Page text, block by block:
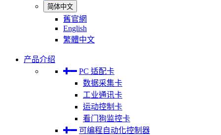
简体中文
舊官網
English
繁體中文
产品介绍
PC 适配卡
数据采集卡
工业通讯卡
运动控制卡
看门狗监控卡
可编程自动化控制器